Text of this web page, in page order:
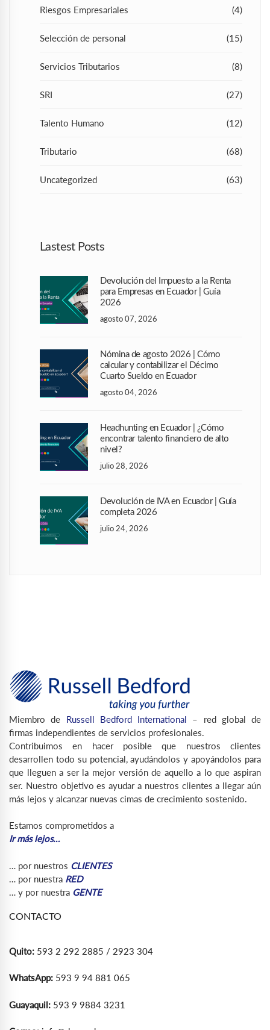
Riesgos Empresariales (4)
Selección de personal (15)
Servicios Tributarios (8)
SRI (27)
Talento Humano (12)
Tributario (68)
Uncategorized (63)
Lastest Posts
Devolución del Impuesto a la Renta
para Empresas en Ecuador | Guía
2026
agosto 07, 2026
Nómina de agosto 2026 | Cómo
calcular y contabilizar el Décimo
Cuarto Sueldo en Ecuador
agosto 04, 2026
Headhunting en Ecuador | ¿Cómo
encontrar talento financiero de alto
nivel?
julio 28, 2026
Devolución de IVA en Ecuador | Guía
completa 2026
julio 24, 2026
Miembro de Russell Bedford International – red global de
firmas independientes de servicios profesionales.
Contribuimos en hacer posible que nuestros clientes
desarrollen todo su potencial, ayudándolos y apoyándolos para
que lleguen a ser la mejor versión de aquello a lo que aspiran
ser. Nuestro objetivo es ayudar a nuestros clientes a llegar aún
más lejos y alcanzar nuevas cimas de crecimiento sostenido.
Estamos comprometidos a
Ir más lejos…
… por nuestros CLIENTES
… por nuestra RED
… y por nuestra GENTE
CONTACTO
Quito: 593 2 292 2885 / 2923 304
WhatsApp: 593 9 94 881 065
Guayaquil: 593 9 9884 3231